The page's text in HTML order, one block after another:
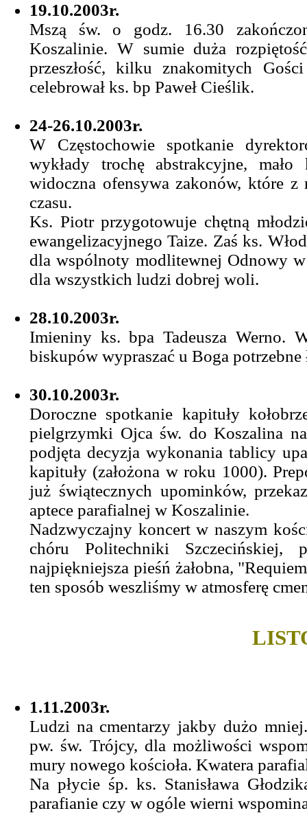
19.10.2003r.
Mszą św. o godz. 16.30
Koszalinie. W sumie duża
przeszłość, kilku znakomitych
celebrował ks. bp Paweł Cieślik.
24-26.10.2003r.
W Częstochowie spotkanie
wykłady trochę abstrakcyjne, mało
widoczna ofensywa zakonów, które
czasu.
Ks. Piotr przygotowuje chętną
ewangelizacyjnego Taize. Zaś ks.
dla wspólnoty modlitewnej Odnowy w
dla wszystkich ludzi dobrej woli.
28.10.2003r.
Imieniny ks. bpa Tadeusza Werno.
biskupów wypraszać u Boga potrzebne
30.10.2003r.
Doroczne spotkanie kapituły
pielgrzymki Ojca św. do Koszalina
podjęta decyzja wykonania tablicy
kapituły (założona w roku 1000).
już świątecznych upominków,
aptece parafialnej w Koszalinie.
Nadzwyczajny koncert w naszym
chóru Politechniki Szczecińskiej,
najpiękniejsza pieśń żałobna,
ten sposób weszliśmy w atmosferę
1.11.2003r.
Ludzi na cmentarzy jakby dużo
pw. św. Trójcy, dla możliwości
mury nowego kościoła. Kwatera
Na płycie śp. ks. Stanisława
parafianie czy w ogóle wierni